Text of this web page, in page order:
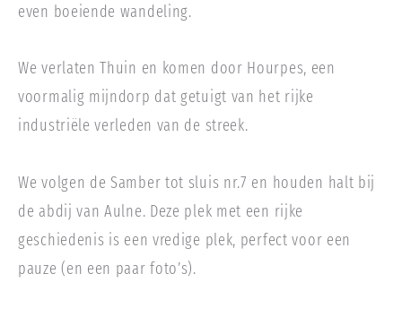
even boeiende wandeling.
We verlaten Thuin en komen door Hourpes, een
voormalig mijndorp dat getuigt van het rijke
industriële verleden van de streek.
We volgen de Samber tot sluis nr.7 en houden halt bij
de abdij van Aulne. Deze plek met een rijke
geschiedenis is een vredige plek, perfect voor een
pauze (en een paar foto’s).